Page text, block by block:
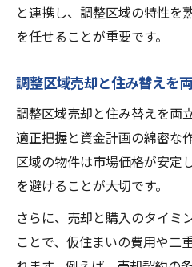
と連携し、調整区域の特性を
を任せることが重要です。
調整区域売却と住み替えを
調整区域売却と住み替えを両
適正把握と資金計画の綿密な
区域の物件は市場価格が安定
を避けることが大切です。
さらに、売却と購入のタイミ
ことで、仮住まいの費用や二